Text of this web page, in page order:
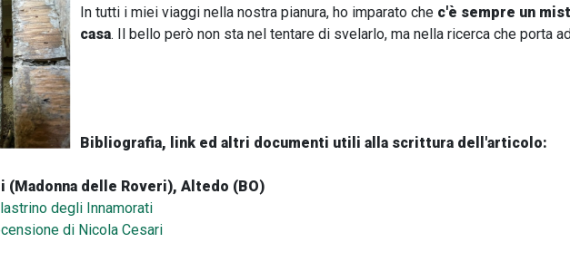
In tutti i miei viaggi nella nostra pianura, ho imparato che c'è sempre un
casa. Il bello però non sta nel tentare di svelarlo, ma nella ricerca che porta
Bibliografia, link ed altri documenti utili alla scrittura dell'articolo:
delle Roveri), Altedo (BO)
degli Innamorati
di Nicola Cesari